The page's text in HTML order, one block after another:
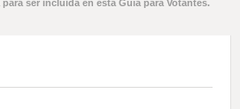
ser incluida en esta Guía para Votantes.